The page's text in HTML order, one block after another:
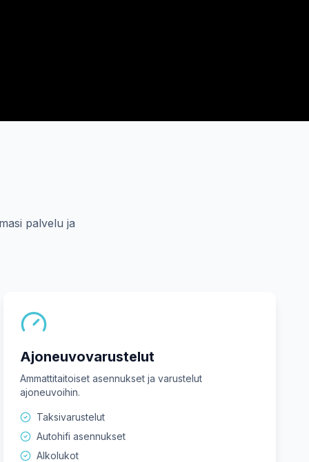
palvelu ja
Ajoneuvovarustelut
Ammattitaitoiset asennukset ja varustelut
ajoneuvoihin.
Taksivarustelut
Autohifi asennukset
Alkolukot